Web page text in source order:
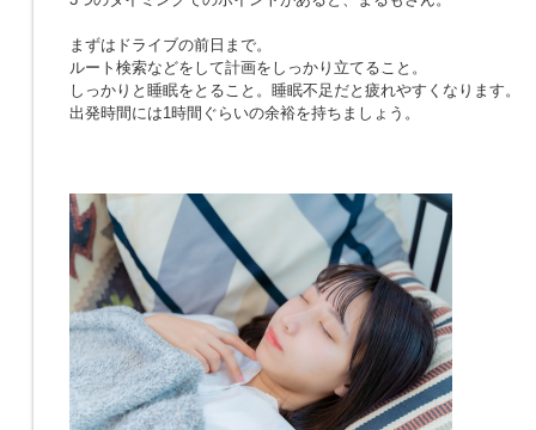
まずはドライブの前日まで。
ルート検索などをして計画をしっかり立てること。
しっかりと睡眠をとること。睡眠不足だと疲れやすくなります。
出発時間には1時間ぐらいの余裕を持ちましょう。